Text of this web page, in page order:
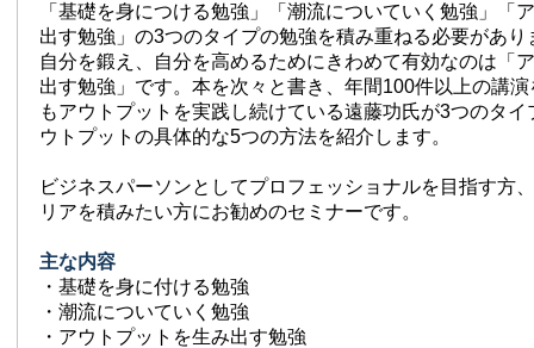
「基礎を身につける勉強」「潮流についていく勉強」「
出す勉強」の3つのタイプの勉強を積み重ねる必要があり
自分を鍛え、自分を高めるためにきわめて有効なのは「
出す勉強」です。本を次々と書き、年間100件以上の講
もアウトプットを実践し続けている遠藤功氏が3つのタ
ウトプットの具体的な5つの方法を紹介します。
ビジネスパーソンとしてプロフェッショナルを目指す方
リアを積みたい方にお勧めのセミナーです。
主な内容
・基礎を身に付ける勉強
・潮流についていく勉強
・アウトプットを生み出す勉強